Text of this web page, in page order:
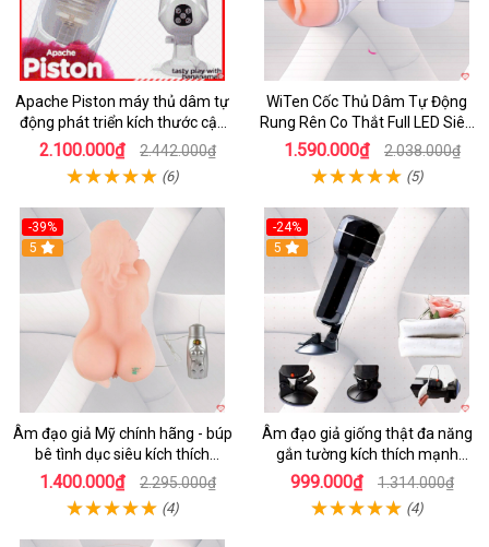
Apache Piston máy thủ dâm tự
động phát triển kích thước cậu
nhỏ đỉnh
2.100.000₫ 2.442.000₫
(6)
WiTen Cốc Thủ Dâm Tự Động
Rung Rên Co Thắt Full LED Siêu
Phẩm Hot
1.590.000₫ 2.038.000₫
(5)
-39%
5
Âm đạo giả Mỹ chính hãng - búp
bê tình dục siêu kích thích
SHP800
1.400.000₫ 2.295.000₫
(4)
-24%
5
Âm đạo giả giống thật đa năng
gắn tường kích thích mạnh
SHP760
999.000₫ 1.314.000₫
(4)